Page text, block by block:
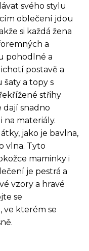
svého stylu
oblečení jdou
si každá žena
a
pohodlné a
postavě a
a topy s
střihy
dají snadno
na materiály.
jako je bavlna,
vlna. Tyto
maminky i
je pestrá a
vzory a hravé
se
ve kterém se